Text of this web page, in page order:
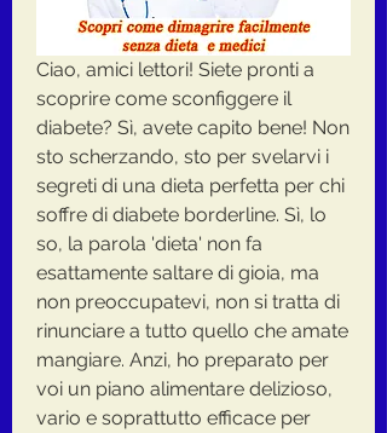
Ciao, amici lettori! Siete pronti a
scoprire come sconfiggere il
diabete? Sì, avete capito bene! Non
sto scherzando, sto per svelarvi i
segreti di una dieta perfetta per chi
soffre di diabete borderline. Sì, lo
so, la parola 'dieta' non fa
esattamente saltare di gioia, ma
non preoccupatevi, non si tratta di
rinunciare a tutto quello che amate
mangiare. Anzi, ho preparato per
voi un piano alimentare delizioso,
vario e soprattutto efficace per